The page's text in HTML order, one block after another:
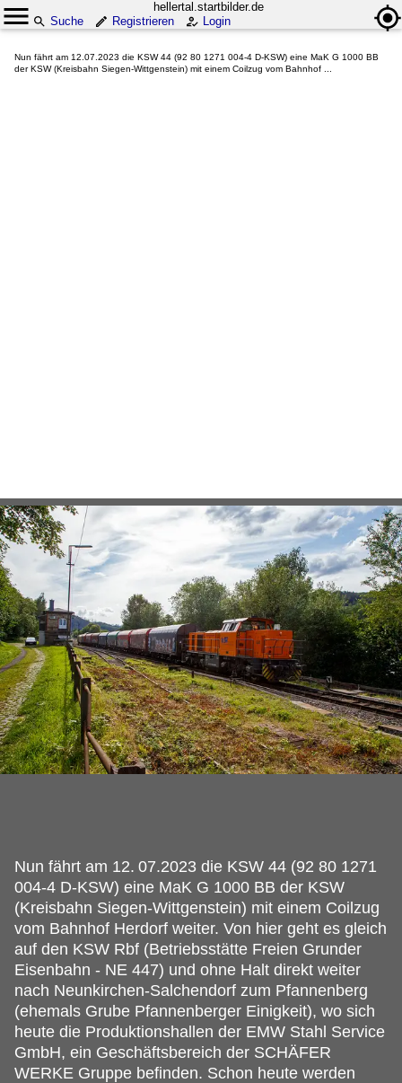
hellertal.startbilder.de
Suche
Registrieren Login
Nun fährt am 12.07.2023 die KSW 44 (92 80 1271 004-4 D-KSW) eine MaK G 1000 BB
der KSW (Kreisbahn Siegen-Wittgenstein) mit einem Coilzug vom Bahnhof ...
Nun fährt am 12. 07.2023 die KSW 44 (92 80 1271
004-4 D-KSW) eine MaK G 1000 BB der KSW
(Kreisbahn Siegen-Wittgenstein) mit einem Coilzug
vom Bahnhof Herdorf weiter. Von hier geht es gleich
auf den KSW Rbf (Betriebsstätte Freien Grunder
Eisenbahn - NE 447) und ohne Halt direkt weiter
nach Neunkirchen-Salchendorf zum Pfannenberg
(ehemals Grube Pfannenberger Einigkeit), wo sich
heute die Produktionshallen der EMW Stahl Service
GmbH, ein Geschäftsbereich der SCHÄFER
WERKE Gruppe befinden. Schon heute werden